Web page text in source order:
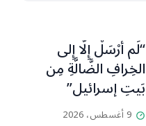
“لَم أُرْسَلْ إِلَّا إِلى
الخِرافِ الضَّالَّةِ مِن
بَيتِ إسرائيل”
9 أغسطس، 2026